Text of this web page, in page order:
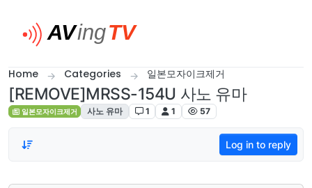
Home Categories 일본모자이크제거
[REMOVE]MRSS-154U 사노 유마
일본모자이크제거 사노 유마 1 1 57
Log in to reply